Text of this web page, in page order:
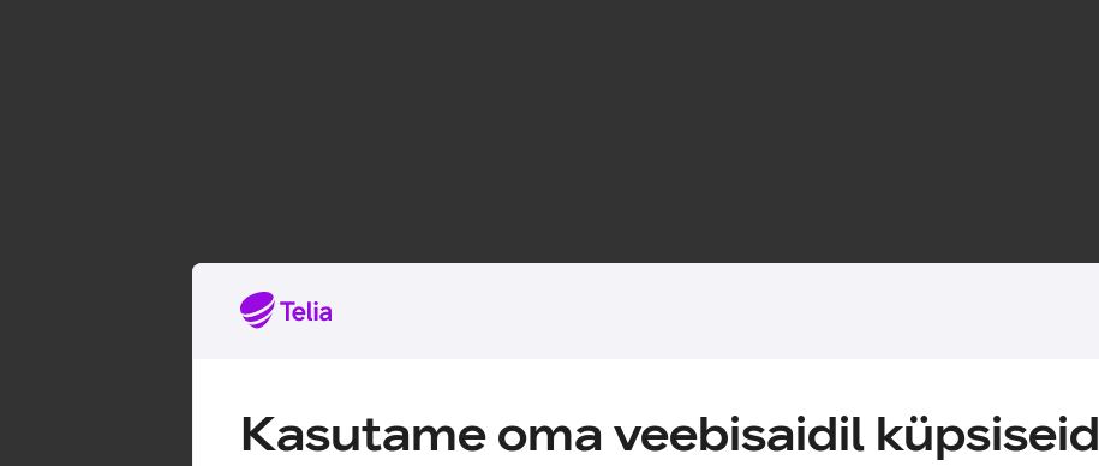
Kasutame oma veebisaidil küpsiseid
Tegutse edasiste juhiste järgi